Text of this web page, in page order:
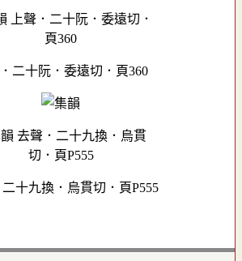
．二十阮．委遠切．頁360
十九換．烏貫切．頁P555